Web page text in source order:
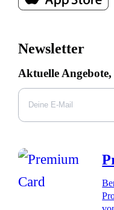
Newsletter
Aktuelle